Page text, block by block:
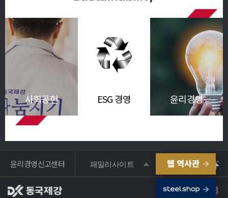
사회공헌 ESG 경영 윤리경영
윤리경영신고센터 패밀리사이트